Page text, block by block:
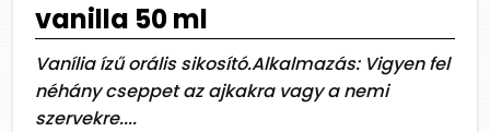
vanilla 50 ml
Vanília ízű orális sikosító.Alkalmazás: Vigyen fel
néhány cseppet az ajkakra vagy a nemi
szervekre....